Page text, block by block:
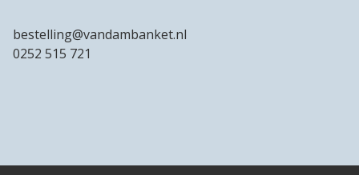
bestelling@vandambanket.nl
0252 515 721